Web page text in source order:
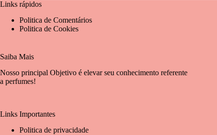
Links rápidos
Politica de Comentários
Politica de Cookies
Saiba Mais
Nosso principal Objetivo é elevar seu conhecimento referente
a perfumes!
Links Importantes
Politica de privacidade